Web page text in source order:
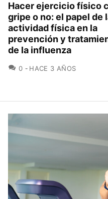
Hacer ejercicio físico
gripe o no: el papel de
actividad física en la
prevención y
de la influenza
0 COMENTARIOS
HACE 3 AÑOS